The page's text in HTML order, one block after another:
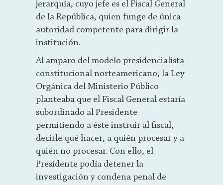
jerarquía, cuyo jefe es el Fiscal General
de la República, quien funge de única
autoridad competente para dirigir la
institución.
Al amparo del modelo presidencialista
constitucional norteamericano, la Ley
Orgánica del Ministerio Público
planteaba que el Fiscal General estaría
subordinado al Presidente
permitiendo a éste instruir al fiscal,
decirle qué hacer, a quién procesar y a
quién no procesar. Con ello, el
Presidente podía detener la
investigación y condena penal de